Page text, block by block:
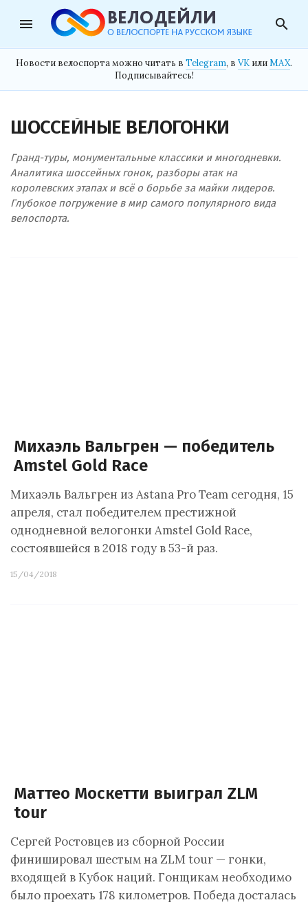
menu search
Новости велоспорта можно читать в Telegram, в VK илиMAX.
Подписывайтесь!
ШОССЕЙНЫЕ ВЕЛОГОНКИ
Гранд-туры, монументальные классики и многодневки.
Аналитика шоссейных гонок, разборы атак на
королевских этапах и всё о борьбе за майки лидеров.
Глубокое погружение в мир самого популярного вида
велоспорта.
Михаэль Вальгрен — победитель
Amstel Gold Race
Михаэль Вальгрен из Astana Pro Team сегодня, 15
апреля, стал победителем престижной
однодневной велогонки Amstel Gold Race,
состоявшейся в 2018 году в 53-й раз.
15/04/2018
Маттео Москетти выиграл ZLM
tour
Сергей Ростовцев из сборной России
финишировал шестым на ZLM tour — гонки,
входящей в Кубок наций. Гонщикам необходимо
было проехать 178 километров. Победа досталась